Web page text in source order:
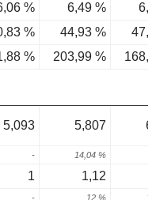
% 6,49 %
% 44,93 %
% 203,99 %
5,093 5,807
- 14,04 %
1 1,12
- 12 %